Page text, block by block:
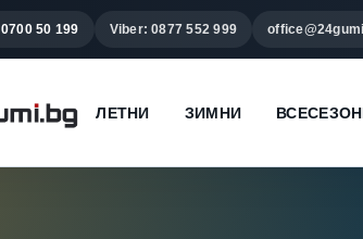
0700 50 199 Viber: 0877 552 999
ЛЕТНИ ЗИМНИ